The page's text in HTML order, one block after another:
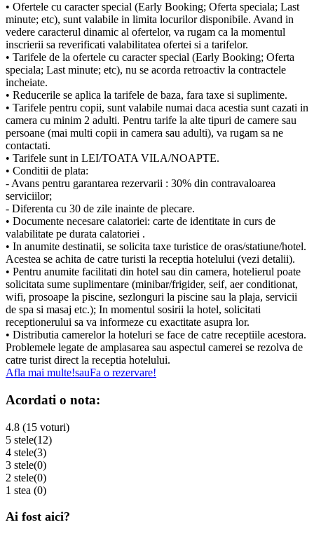
• Ofertele cu caracter special (Early Booking; Oferta speciala; Last
minute; etc), sunt valabile in limita locurilor disponibile. Avand in
vedere caracterul dinamic al ofertelor, va rugam ca la momentul
inscrierii sa reverificati valabilitatea ofertei si a tarifelor.
• Tarifele de la ofertele cu caracter special (Early Booking; Oferta
speciala; Last minute; etc), nu se acorda retroactiv la contractele
incheiate.
• Reducerile se aplica la tarifele de baza, fara taxe si suplimente.
• Tarifele pentru copii, sunt valabile numai daca acestia sunt cazati in
camera cu minim 2 adulti. Pentru tarife la alte tipuri de camere sau
persoane (mai multi copii in camera sau adulti), va rugam sa ne
contactati.
• Tarifele sunt in LEI/TOATA VILA/NOAPTE.
• Conditii de plata:
- Avans pentru garantarea rezervarii : 30% din contravaloarea
serviciilor;
- Diferenta cu 30 de zile inainte de plecare.
• Documente necesare calatoriei: carte de identitate in curs de
valabilitate pe durata calatoriei .
• In anumite destinatii, se solicita taxe turistice de oras/statiune/hotel.
Acestea se achita de catre turisti la receptia hotelului (vezi detalii).
• Pentru anumite facilitati din hotel sau din camera, hotelierul poate
solicitata sume suplimentare (minibar/frigider, seif, aer conditionat,
wifi, prosoape la piscine, sezlonguri la piscine sau la plaja, servicii
de spa si masaj etc.); In momentul sosirii la hotel, solicitati
receptionerului sa va informeze cu exactitate asupra lor.
• Distributia camerelor la hoteluri se face de catre receptiile acestora.
Problemele legate de amplasarea sau aspectul camerei se rezolva de
catre turist direct la receptia hotelului.
Afla mai multe!sauFa o rezervare!
Acordati o nota:
4.8 (15 voturi)
5 stele(12)
4 stele(3)
3 stele(0)
2 stele(0)
1 stea (0)
Ai fost aici?